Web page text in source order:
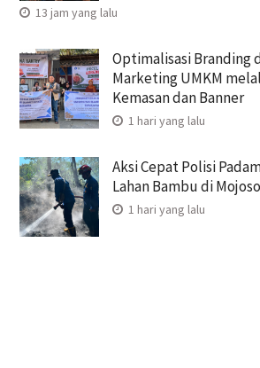
13 jam yang lalu
Optimalisasi Branding
Marketing UMKM
Kemasan dan Banner
1 hari yang lalu
Aksi Cepat Polisi
Lahan Bambu di
1 hari yang lalu